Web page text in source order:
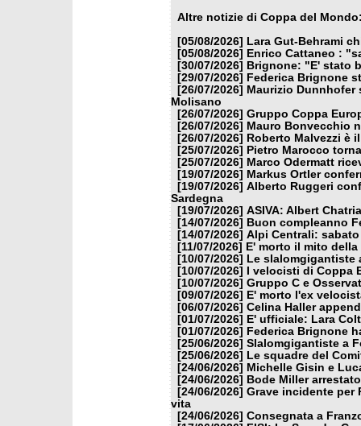
Altre notizie di Coppa del
[05/08/2026]
Lara Gut-Behrami
[05/08/2026]
Enrico Cattaneo :
[30/07/2026]
Brignone: "E' stato
[29/07/2026]
Federica Brignone
[26/07/2026] Maurizio Dunnhofer
Molisano
[26/07/2026] Gruppo Coppa
[26/07/2026] Mauro Bonvecchio
[26/07/2026]
Roberto Malvezzi è
[25/07/2026]
Pietro Marocco
[25/07/2026] Marco Odermatt
[19/07/2026] Markus Ortler
[19/07/2026] Alberto Ruggeri
Sardegna
[19/07/2026] ASIVA: Albert
[14/07/2026]
Buon compleanno
[14/07/2026] Alpi Centrali:
[11/07/2026]
E' morto il mito
[10/07/2026]
Le
[10/07/2026]
I velocisti di Coppa
[10/07/2026] Gruppo C e
[09/07/2026]
E' morto l'ex
[06/07/2026] Celina Haller
[01/07/2026]
E' ufficiale: Lara
[01/07/2026]
Federica Brignone
[25/06/2026] Slalomgigantiste a
[25/06/2026]
Le squadre del
[24/06/2026] Michelle Gisin e
[24/06/2026]
Bode Miller
[24/06/2026] Grave incidente per
vita
[24/06/2026] Consegnata a